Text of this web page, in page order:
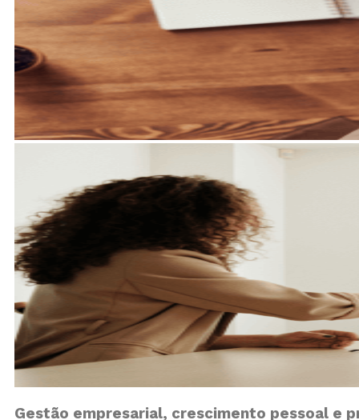
Gestão empresarial, crescimento pessoal e